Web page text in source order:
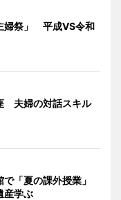
婦祭」 平成VS令和
夫婦の対話スキル
「夏の課外授業」
産学ぶ